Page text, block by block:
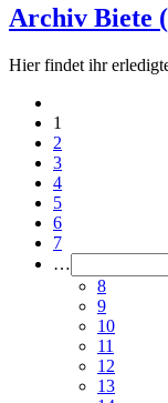
Archiv Biete
Hier findet ihr
1
2
3
4
5
6
7
…
8
9
10
11
12
13